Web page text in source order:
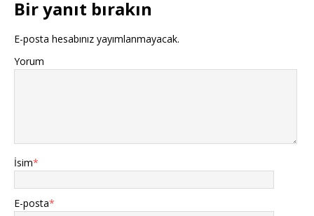
Bir yanıt bırakın
E-posta hesabınız yayımlanmayacak.
Yorum
İsim*
E-posta*